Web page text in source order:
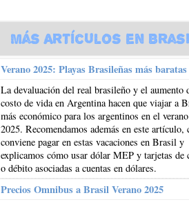
Más Artículos en
Verano 2025: Playas Brasileñas más baratas
La devaluación del real brasileño y el aumento
costo de vida en Argentina hacen que viajar a
más económico para los argentinos en el
2025. Recomendamos además en este artículo,
conviene pagar en estas vacaciones en Brasil y
explicamos cómo usar dólar MEP y tarjetas de
o débito asociadas a cuentas en dólares.
Precios Omnibus a Brasil Verano 2025